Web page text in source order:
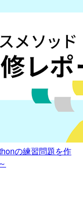
の練習問題を作